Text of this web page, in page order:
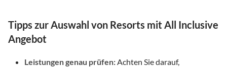
Tipps zur Auswahl von Resorts mit All Inclusive
Angebot
Leistungen genau prüfen: Achten Sie darauf,